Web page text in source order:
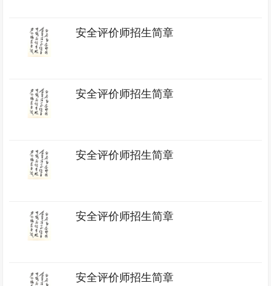
安全评价师招生简章
安全评价师招生简章
安全评价师招生简章
安全评价师招生简章
安全评价师招生简章